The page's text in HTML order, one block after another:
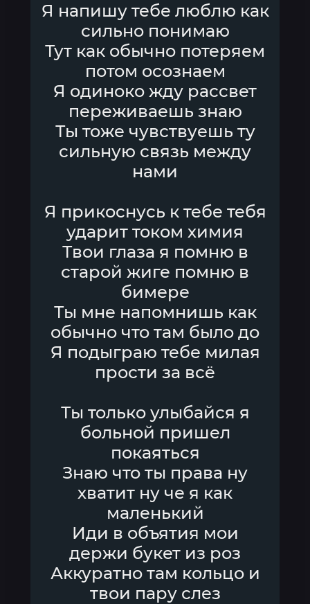
Я напишу тебе люблю как
сильно понимаю
Тут как обычно потеряем
потом осознаем
Я одиноко жду рассвет
переживаешь знаю
Ты тоже чувствуешь ту
сильную связь между
нами
Я прикоснусь к тебе тебя
ударит током химия
Твои глаза я помню в
старой жиге помню в
бимере
Ты мне напомнишь как
обычно что там было до
Я подыграю тебе милая
прости за всё
Ты только улыбайся я
больной пришел
покаяться
Знаю что ты права ну
хватит ну че я как
маленький
Иди в объятия мои
держи букет из роз
Аккуратно там кольцо и
твои пару слез